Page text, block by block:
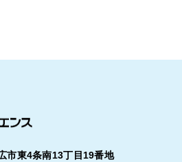
市東4条南13丁目19番地